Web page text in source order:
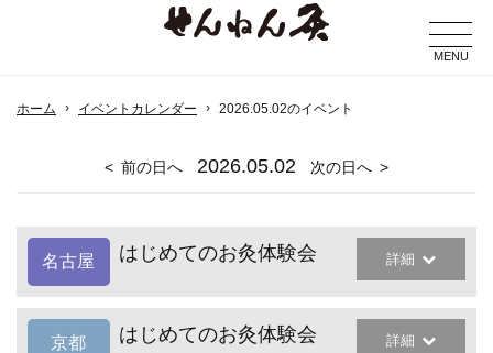
MENU
ホーム イベントカレンダー 2026.05.02のイベント
前の日へ 2026.05.02 次の日へ
名古屋 はじめてのお灸体験会 詳細
京都 はじめてのお灸体験会 詳細